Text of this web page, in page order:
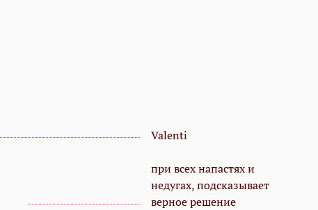
Valenti
при всех напастях и
недугах, подсказывает
верное решение